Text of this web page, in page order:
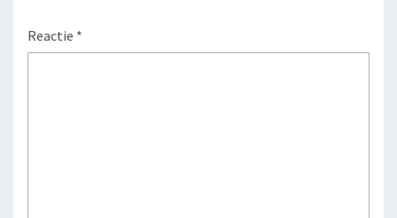
Reactie *